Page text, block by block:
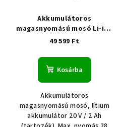
Akkumulátoros
magasnyomású mosó Li-ion
2Ah 28 bar(akkumulátorral
49 599 Ft
Kosárba
Akkumulátoros
magasnyomású mosó, lítium
akkumulátor 20 V / 2 Ah